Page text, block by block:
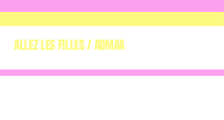
ALLEZ LES FILLES / ADMAA